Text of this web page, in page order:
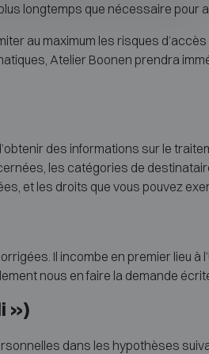
longtemps que nécessaire pour
au maximum les risques
Atelier Boonen prendra
des informations sur le
les catégories de
et les droits que vous pouvez
Il incombe en premier lieu à
nous en faire la demande
»)
dans les hypothèses